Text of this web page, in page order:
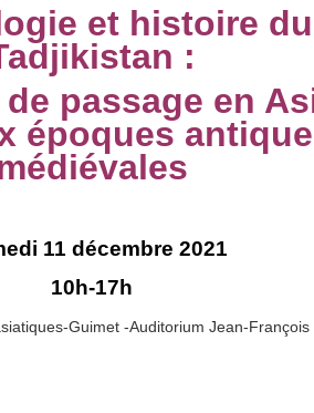
et histoire du
:
passage en
époques
11 décembre 2021
10h-17h
Guimet -Auditorium Jean-François